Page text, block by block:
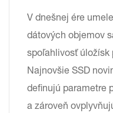
V dnešnej ére
dátových objemov
spoľahlivosť úložísk
Najnovšie SSD
definujú parametre
a zároveň